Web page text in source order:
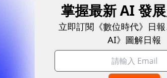
色變成 1/7 比例的公仔，放在電腦桌
掌握最新 AI 發
立即訂閱《數位時代》日
AI》圖解日報